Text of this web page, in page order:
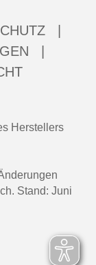
Herstellers
Stand: Juni